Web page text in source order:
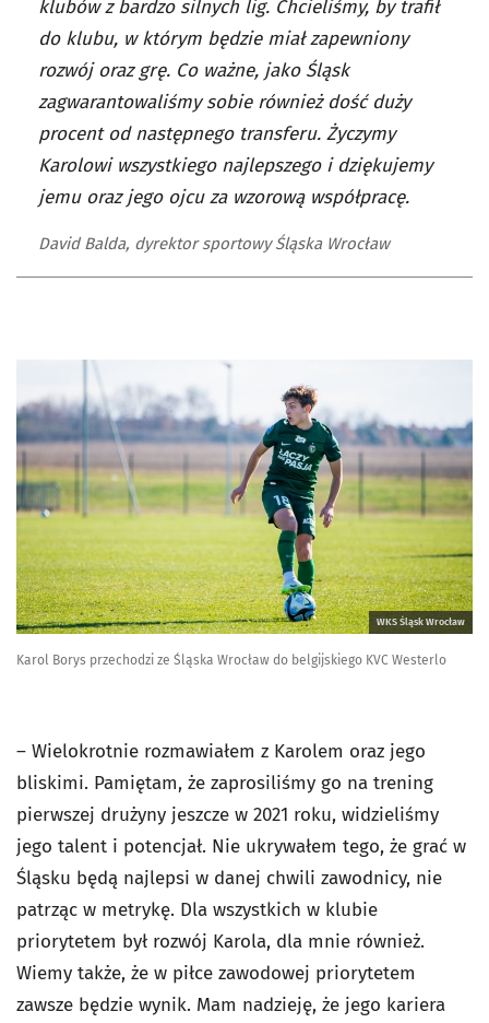
klubów z bardzo silnych lig. Chcieliśmy, by trafił
do klubu, w którym będzie miał zapewniony
rozwój oraz grę. Co ważne, jako Śląsk
zagwarantowaliśmy sobie również dość duży
procent od następnego transferu. Życzymy
Karolowi wszystkiego najlepszego i dziękujemy
jemu oraz jego ojcu za wzorową współpracę.
David Balda, dyrektor sportowy Śląska Wrocław
WKS Śląsk Wrocław
Karol Borys przechodzi ze Śląska Wrocław do belgijskiego KVC Westerlo
– Wielokrotnie rozmawiałem z Karolem oraz jego
bliskimi. Pamiętam, że zaprosiliśmy go na trening
pierwszej drużyny jeszcze w 2021 roku, widzieliśmy
jego talent i potencjał. Nie ukrywałem tego, że grać w
Śląsku będą najlepsi w danej chwili zawodnicy, nie
patrząc w metrykę. Dla wszystkich w klubie
priorytetem był rozwój Karola, dla mnie również.
Wiemy także, że w piłce zawodowej priorytetem
zawsze będzie wynik. Mam nadzieję, że jego kariera